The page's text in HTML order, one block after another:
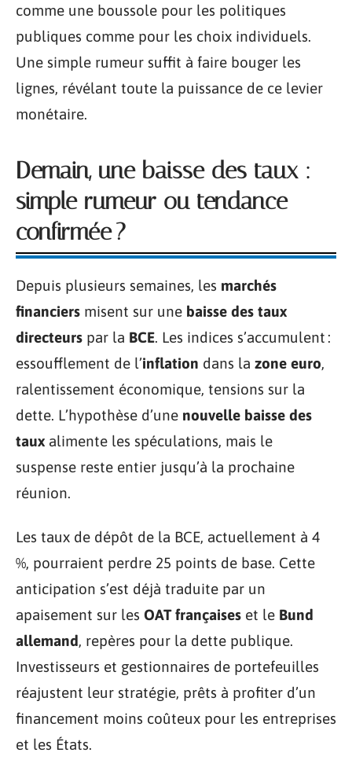
comme une boussole pour les politiques
publiques comme pour les choix individuels.
Une simple rumeur suffit à faire bouger les
lignes, révélant toute la puissance de ce levier
monétaire.
Demain, une baisse des taux :
simple rumeur ou tendance
confirmée ?
Depuis plusieurs semaines, les marchés
financiers misent sur une baisse des taux
directeurs par la BCE. Les indices s’accumulent :
essoufflement de l’inflation dans la zone euro,
ralentissement économique, tensions sur la
dette. L’hypothèse d’une nouvelle baisse des
taux alimente les spéculations, mais le
suspense reste entier jusqu’à la prochaine
réunion.
Les taux de dépôt de la BCE, actuellement à 4
%, pourraient perdre 25 points de base. Cette
anticipation s’est déjà traduite par un
apaisement sur les OAT françaises et le Bund
allemand, repères pour la dette publique.
Investisseurs et gestionnaires de portefeuilles
réajustent leur stratégie, prêts à profiter d’un
financement moins coûteux pour les entreprises
et les États.